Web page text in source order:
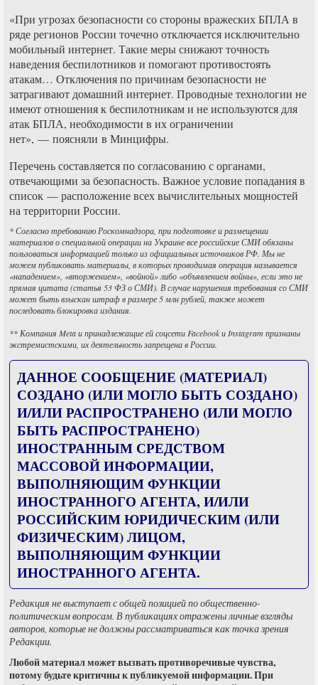
«При угрозах безопасности со стороны вражеских БПЛА в
ряде регионов России точечно отключается исключительно
мобильный интернет. Такие меры снижают точность
наведения беспилотников и помогают противостоять
атакам… Отключения по причинам безопасности не
затрагивают домашний интернет. Проводные технологии не
имеют отношения к беспилотникам и не используются для
атак БПЛА, необходимости в их ограничении
нет», — поясняли в Минцифры.
Перечень составляется по согласованию с органами,
отвечающими за безопасность. Важное условие попадания в
список — расположение всех вычислительных мощностей
на территории России.
* Согласно требованию Роскомнадзора, при подготовке и размещении
материалов о специальной операции на Украине все российские СМИ обязаны
пользоваться информацией только из официальных источников РФ. Мы не
можем публиковать материалы, в которых проводимая операция называется
«нападением», «вторжением», «войной» либо «объявлением войны», если это не
прямая цитата (статья 53 ФЗ о СМИ). В случае нарушения требования со СМИ
может быть взыскан штраф в размере 5 млн рублей, также может
последовать блокировка издания.
** Компания Meta и принадлежащие ей соцсети Facebook и Instagram признаны
экстремистскими, их деятельность запрещена в России.
ДАННОЕ СООБЩЕНИЕ (МАТЕРИАЛ)
СОЗДАНО (ИЛИ МОГЛО БЫТЬ СОЗДАНО)
И/ИЛИ РАСПРОСТРАНЕНО (ИЛИ МОГЛО
БЫТЬ РАСПРОСТРАНЕНО)
ИНОСТРАННЫМ СРЕДСТВОМ
МАССОВОЙ ИНФОРМАЦИИ,
ВЫПОЛНЯЮЩИМ ФУНКЦИИ
ИНОСТРАННОГО АГЕНТА, И/ИЛИ
РОССИЙСКИМ ЮРИДИЧЕСКИМ (ИЛИ
ФИЗИЧЕСКИМ) ЛИЦОМ,
ВЫПОЛНЯЮЩИМ ФУНКЦИИ
ИНОСТРАННОГО АГЕНТА.
Редакция не выступает с общей позицией по общественно-
политическим вопросам. В публикациях отражены личные взгляды
авторов, которые не должны рассматриваться как точка зрения
Редакции.
Любой материал может вызвать противоречивые чувства,
потому будьте критичны к публикуемой информации. При